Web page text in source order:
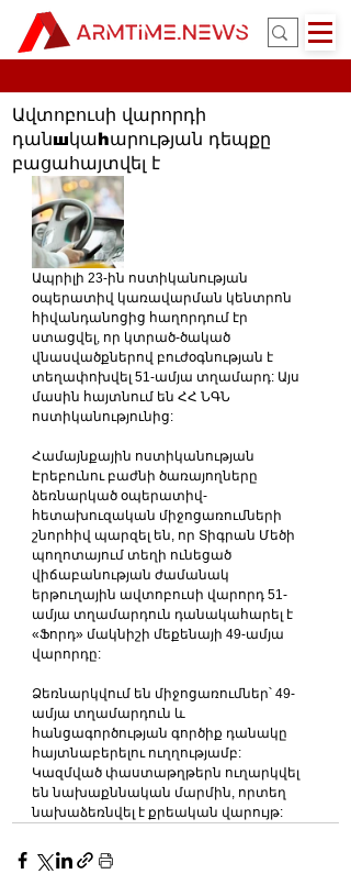
Ավտոբուսի վարորդի
դանшկաhարության դեպքը
բացահայտվել է
Ապրիլի 23-ին ոստիկանության
օպերատիվ կառավարման կենտրոն
հիվանդանոցից հաղորդում էր
ստացվել, որ կտրած-ծակած
վնասվածքներով բուժօգնության է
տեղափոխվել 51-ամյա տղամարդ: Այս
մասին հայտնում են ՀՀ ՆԳՆ
ոստիկանությունից:
Համայնքային ոստիկանության
Էրեբունու բաժնի ծառայողները
ձեռնարկած օպերատիվ-
հետախուզական միջոցառումների
շնորհիվ պարզել են, որ Տիգրան Մեծի
պողոտայում տեղի ունեցած
վիճաբանության ժամանակ
երթուղային ավտոբուսի վարորդ 51-
ամյա տղամարդուն դանակահարել է
«Ֆորդ» մակնիշի մեքենայի 49-ամյա
վարորդը:
Ձեռնարկվում են միջոցառումներ՝ 49-
ամյա տղամարդուն և
հանցագործության գործիք դանակը
հայտնաբերելու ուղղությամբ:
Կազմված փաստաթղթերն ուղարկվել
են նախաքննական մարմին, որտեղ
նախաձեռնվել է քրեական վարույթ: